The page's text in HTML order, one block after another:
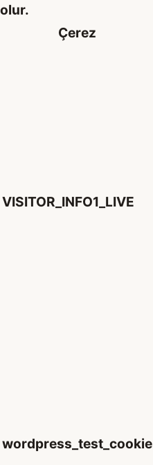
olur.
Çerez
VISITOR_INFO1_LIVE
wordpress_test_cookie